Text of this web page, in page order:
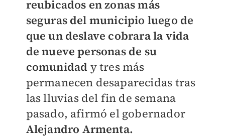
reubicados en zonas más
seguras del municipio luego de
que un deslave cobrara la vida
de nueve personas de su
comunidad y tres más
permanecen desaparecidas tras
las lluvias del fin de semana
pasado, afirmó el gobernador
Alejandro Armenta.